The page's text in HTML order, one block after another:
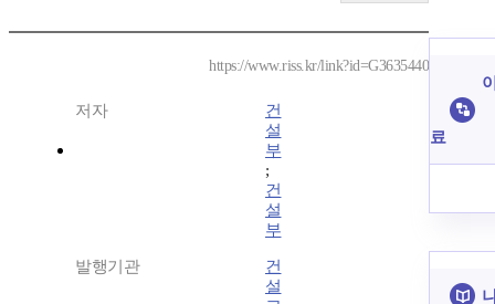
https://www.riss.kr/link?id=G3635440
저자
건
설
부
;
건
설
부
발행기관
건
설
료